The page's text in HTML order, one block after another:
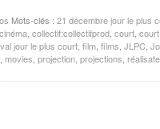
Mots-clés : 21 décembre jour le plus
cinéma collectif;collectifprod court
jour le plus court film films JLPC
movies projection projections